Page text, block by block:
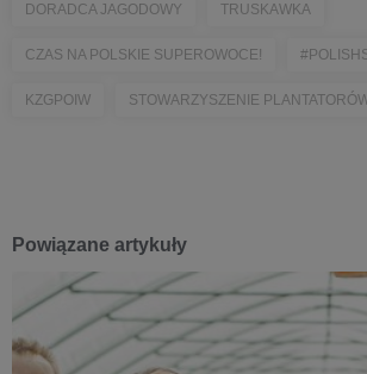
DORADCA JAGODOWY TRUSKAWKA
CZAS NA POLSKIE SUPEROWOCE!
KZGPOIW STOWARZYSZENIE
Powiązane artykuły